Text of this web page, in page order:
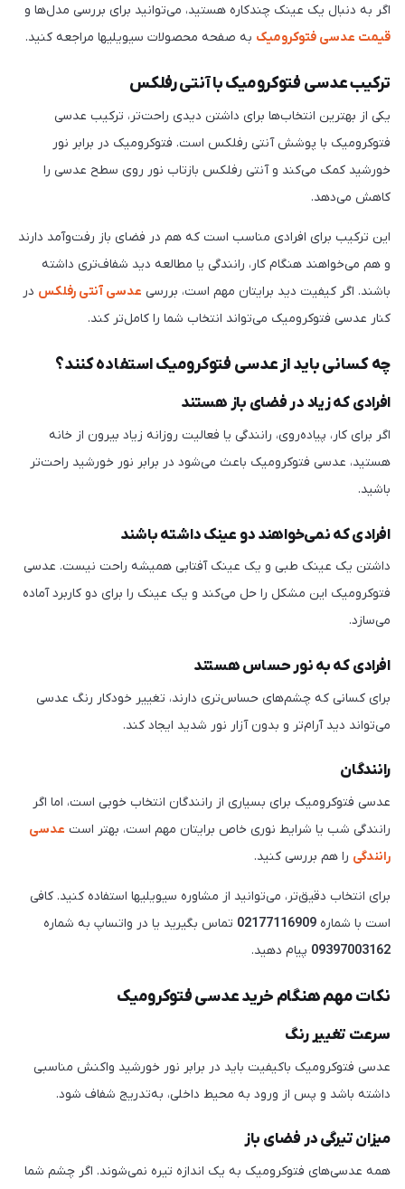
اگر به دنبال یک عینک چندکاره هستید، می‌توانید برای بررسی مدل‌ها و
قیمت عدسی فتوکرومیک به صفحه محصولات سیویلیها مراجعه کنید.
ترکیب عدسی فتوکرومیک با آنتی رفلکس
یکی از بهترین انتخاب‌ها برای داشتن دیدی راحت‌تر، ترکیب عدسی
فتوکرومیک با پوشش آنتی رفلکس است. فتوکرومیک در برابر نور
خورشید کمک می‌کند و آنتی رفلکس بازتاب نور روی سطح عدسی را
کاهش می‌دهد.
این ترکیب برای افرادی مناسب است که هم در فضای باز رفت‌وآمد دارند
و هم می‌خواهند هنگام کار، رانندگی یا مطالعه دید شفاف‌تری داشته
باشند. اگر کیفیت دید برایتان مهم است، بررسی عدسی آنتی رفلکس در
کنار عدسی فتوکرومیک می‌تواند انتخاب شما را کامل‌تر کند.
چه کسانی باید از عدسی فتوکرومیک استفاده کنند؟
افرادی که زیاد در فضای باز هستند
اگر برای کار، پیاده‌روی، رانندگی یا فعالیت روزانه زیاد بیرون از خانه
هستید، عدسی فتوکرومیک باعث می‌شود در برابر نور خورشید راحت‌تر
باشید.
افرادی که نمی‌خواهند دو عینک داشته باشند
داشتن یک عینک طبی و یک عینک آفتابی همیشه راحت نیست. عدسی
فتوکرومیک این مشکل را حل می‌کند و یک عینک را برای دو کاربرد آماده
می‌سازد.
افرادی که به نور حساس هستند
برای کسانی که چشم‌های حساس‌تری دارند، تغییر خودکار رنگ عدسی
می‌تواند دید آرام‌تر و بدون آزار نور شدید ایجاد کند.
رانندگان
عدسی فتوکرومیک برای بسیاری از رانندگان انتخاب خوبی است، اما اگر
رانندگی شب یا شرایط نوری خاص برایتان مهم است، بهتر است عدسی
رانندگی را هم بررسی کنید.
برای انتخاب دقیق‌تر، می‌توانید از مشاوره سیویلیها استفاده کنید. کافی
است با شماره 02177116909 تماس بگیرید یا در واتساپ به شماره
09397003162 پیام دهید.
نکات مهم هنگام خرید عدسی فتوکرومیک
سرعت تغییر رنگ
عدسی فتوکرومیک باکیفیت باید در برابر نور خورشید واکنش مناسبی
داشته باشد و پس از ورود به محیط داخلی، به‌تدریج شفاف شود.
میزان تیرگی در فضای باز
همه عدسی‌های فتوکرومیک به یک اندازه تیره نمی‌شوند. اگر چشم شما